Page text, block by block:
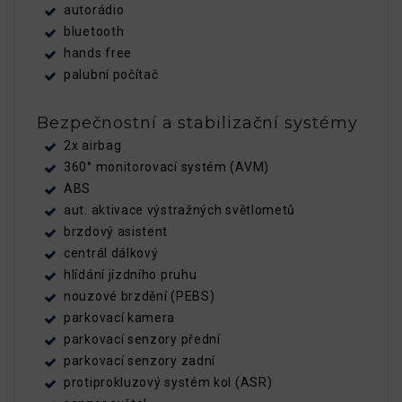
autorádio
bluetooth
hands free
palubní počítač
Bezpečnostní a stabilizační systémy
2x airbag
360° monitorovací systém (AVM)
ABS
aut. aktivace výstražných světlometů
brzdový asistent
centrál dálkový
hlídání jízdního pruhu
nouzové brzdění (PEBS)
parkovací kamera
parkovací senzory přední
parkovací senzory zadní
protiprokluzový systém kol (ASR)